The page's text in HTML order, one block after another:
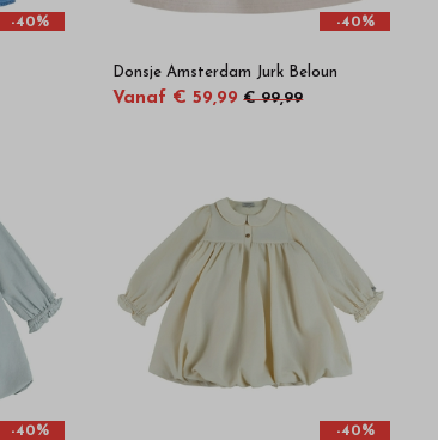
-40% -40%
Donsje Amsterdam Jurk Beloun
Vanaf € 59,99 € 99,99
-40% -40%